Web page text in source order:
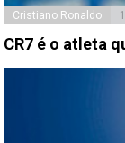
Cristiano Ronaldo
CR7 é o atleta